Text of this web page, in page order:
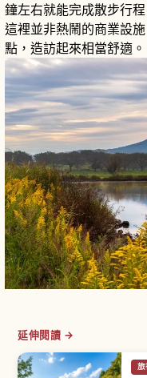
鐘左右就能完成散步行程
這裡並非熱鬧的商業設
點，造訪起來相當舒適。
延伸閱讀 →
旅